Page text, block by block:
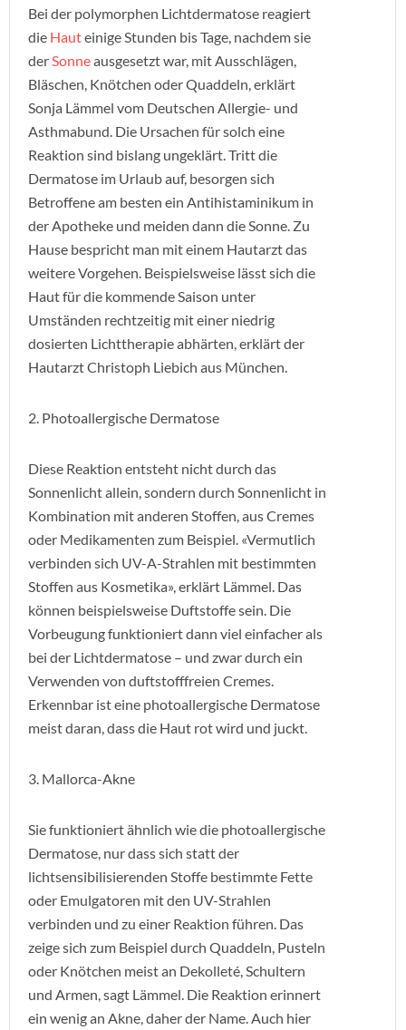
Bei der polymorphen Lichtdermatose reagiert
die Hauteinige Stunden bis Tage, nachdem sie
derSonneausgesetzt war, mit Ausschlägen,
Bläschen, Knötchen oder Quaddeln, erklärt
Sonja Lämmel vom Deutschen Allergie- und
Asthmabund. Die Ursachen für solch eine
Reaktion sind bislang ungeklärt. Tritt die
Dermatose im Urlaub auf, besorgen sich
Betroffene am besten ein Antihistaminikum in
der Apotheke und meiden dann die Sonne. Zu
Hause bespricht man mit einem Hautarzt das
weitere Vorgehen. Beispielsweise lässt sich die
Haut für die kommende Saison unter
Umständen rechtzeitig mit einer niedrig
dosierten Lichttherapie abhärten, erklärt der
Hautarzt Christoph Liebich aus München.
2. Photoallergische Dermatose
Diese Reaktion entsteht nicht durch das
Sonnenlicht allein, sondern durch Sonnenlicht in
Kombination mit anderen Stoffen, aus Cremes
oder Medikamenten zum Beispiel. «Vermutlich
verbinden sich UV-A-Strahlen mit bestimmten
Stoffen aus Kosmetika», erklärt Lämmel. Das
können beispielsweise Duftstoffe sein. Die
Vorbeugung funktioniert dann viel einfacher als
bei der Lichtdermatose – und zwar durch ein
Verwenden von duftstofffreien Cremes.
Erkennbar ist eine photoallergische Dermatose
meist daran, dass die Haut rot wird und juckt.
3. Mallorca-Akne
Sie funktioniert ähnlich wie die photoallergische
Dermatose, nur dass sich statt der
lichtsensibilisierenden Stoffe bestimmte Fette
oder Emulgatoren mit den UV-Strahlen
verbinden und zu einer Reaktion führen. Das
zeige sich zum Beispiel durch Quaddeln, Pusteln
oder Knötchen meist an Dekolleté, Schultern
und Armen, sagt Lämmel. Die Reaktion erinnert
ein wenig an Akne, daher der Name. Auch hier